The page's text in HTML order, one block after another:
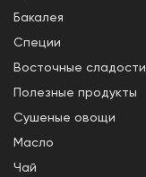
Бакалея
Специи
Восточные сладости
Полезные продукты
Сушеные овощи
Масло
Чай